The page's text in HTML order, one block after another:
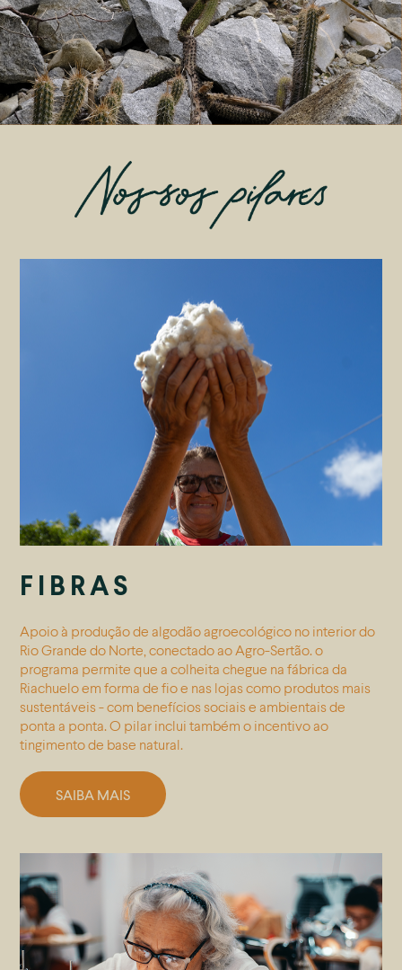
FIBRAS
Apoio à produção de algodão agroecológico no interior do
Rio Grande do Norte, conectado ao Agro-Sertão. o
programa permite que a colheita chegue na fábrica da
Riachuelo em forma de fio e nas lojas como produtos mais
sustentáveis - com benefícios sociais e ambientais de
ponta a ponta. O pilar inclui também o incentivo ao
tingimento de base natural.
SAIBA MAIS